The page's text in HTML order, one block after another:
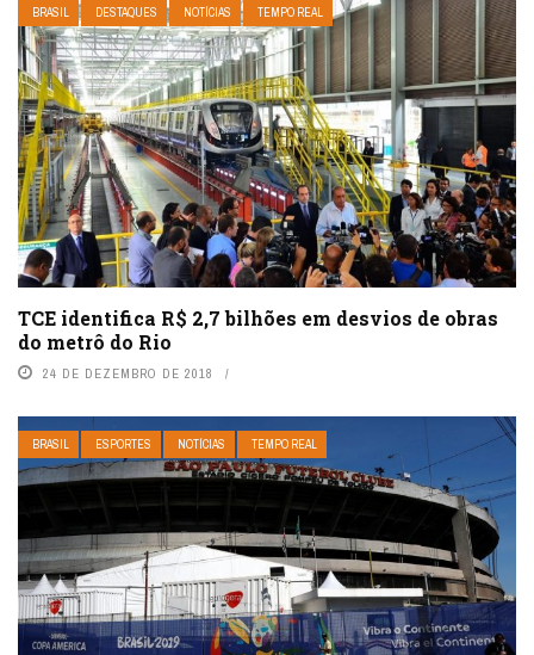
BRASIL DESTAQUES NOTÍCIAS TEMPO REAL
TCE identifica R$ 2,7 bilhões em desvios de obras
do metrô do Rio
24 DE DEZEMBRO DE 2018
BRASIL ESPORTES NOTÍCIAS TEMPO REAL